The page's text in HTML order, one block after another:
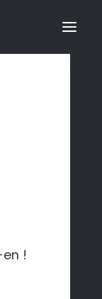
!